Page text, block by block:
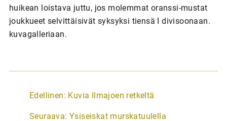
huikean loistava juttu, jos molemmat oranssi-mustat
joukkueet selvittäisivät syksyksi tiensä I divisoonaan.
kuvagalleriaan.
A
Edellinen: Kuvia Ilmajoen retkeltä
Seuraava: Ysiseiskat murskatuulella